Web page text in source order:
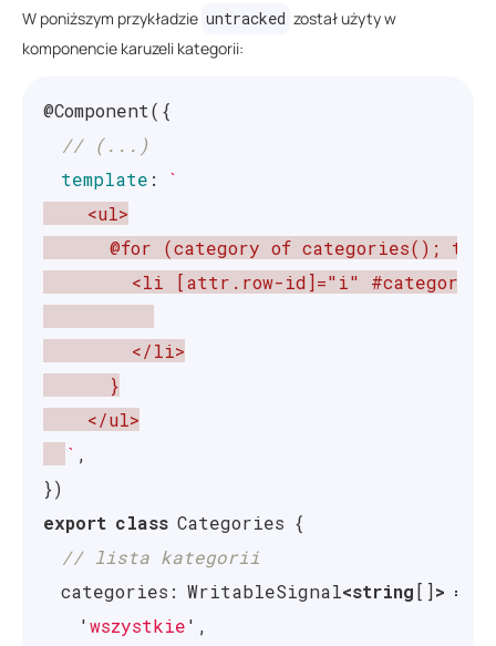
W poniższym przykładzie untracked został użyty w
komponencie karuzeli kategorii:
@Component({
// (...)
template :
`
    <ul>
@for (category of categories();
        <li [attr.row-id]="i" #category>
        </li>
      }
    </ul>
` ,
})
export class Categories {
// lista kategorii
categories : WritableSignal<string [] > =
'wszystkie' ,